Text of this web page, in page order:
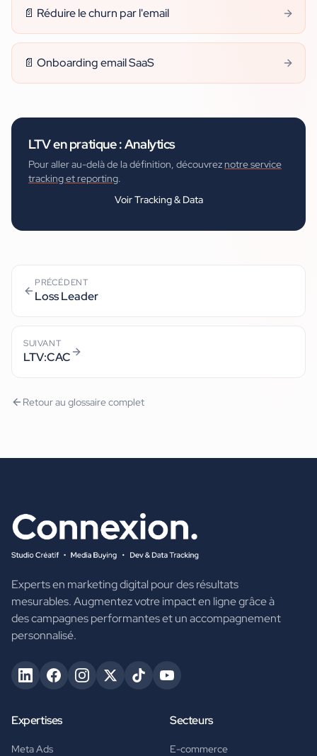
📄 Réduire le churn par l'email
📄 Onboarding email SaaS
LTVen pratique :Analytics
Pour aller au-delà de la définition, découvrez notre service
tracking et reporting.
VoirTracking & Data
PRÉCÉDENT
Loss Leader
SUIVANT
LTV:CAC
Retour au glossaire complet
Experts en marketing digital pour des résultats
mesurables. Augmentez votre impact en ligne grâce à
des campagnes performantes et un accompagnement
personnalisé.
Expertises
Meta Ads
Secteurs
E-commerce